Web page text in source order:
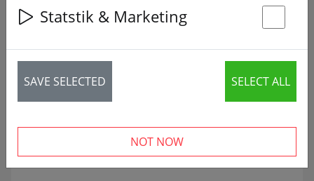
28 articles
NY
Statstik & Marketing
SAVE SELECTED SELECT ALL
NOT NOW